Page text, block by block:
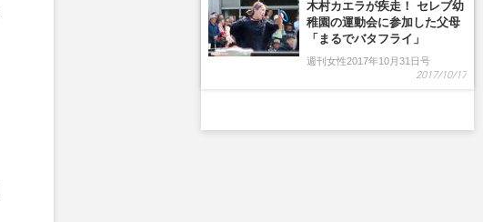
木村カエラが疾走！ セレブ幼
稚園の運動会に参加した父母
「まるでバタフライ」
週刊女性2017年10月31日号
2017/10/17